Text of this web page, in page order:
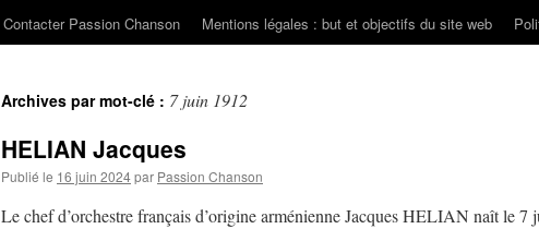
Contacter Passion Chanson
Mentions légales : but et objectifs du site web
Archives par mot-clé : 7 juin 1912
HELIAN Jacques
Publié le 16 juin 2024par Passion Chanson
Le chef d’orchestre français d’origine arménienne Jacques HELIAN naît le 7